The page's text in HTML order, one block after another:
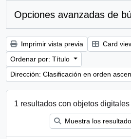
Opciones avanzadas de
Imprimir vista previa Card
Ordenar por: Título
Dirección: Clasificación en orden
1 resultados con objetos digitales
Muestra los